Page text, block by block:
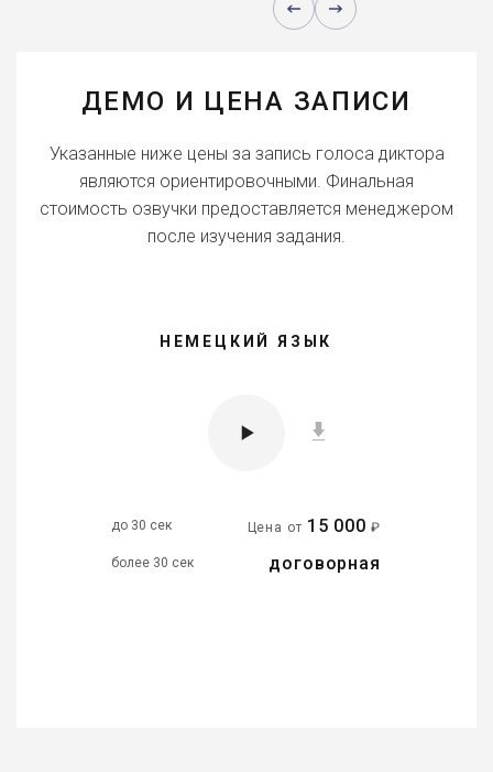
ДЕМО И ЦЕНА ЗАПИСИ
Указанные ниже цены за запись голоса диктора
являются ориентировочными. Финальная
стоимость озвучки предоставляется менеджером
после изучения задания.
НЕМЕЦКИЙ ЯЗЫК
до 30 сек Цена от 15 000 ₽
более 30 сек договорная